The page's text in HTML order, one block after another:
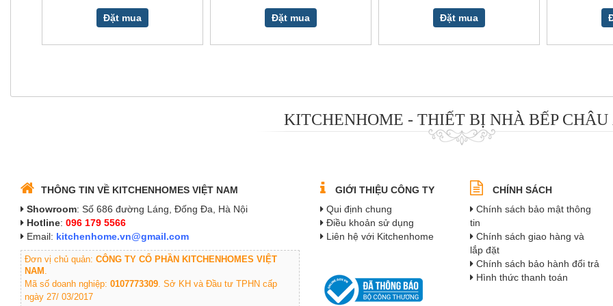
Đặt mua Đặt mua Đặt mua
KITCHENHOME - THIẾT BỊ NHÀ BẾP CHÂU
THÔNG TIN VỀ KITCHENHOMES VIỆT NAM
Showroom: Số 686 đường Láng, Đống Đa, Hà Nội
Hotline: 096 179 5566
Email: kitchenhome.vn@gmail.com
Đơn vị chủ quản: CÔNG TY CỔ PHẦN KITCHENHOMES VIỆT
NAM .
Mã số doanh nghiệp: 0107773309. Sở KH và Đầu tư TPHN cấp
ngày 27/ 03/2017
GIỚI THIỆU CÔNG TY
Qui định chung
Điều khoản sử dụng
Liên hệ với Kitchenhome
CHÍNH SÁCH
Chính sách bảo mật thông
tin
Chính sách giao hàng và
lắp đặt
Chính sách bảo hành đổi trả
Hình thức thanh toán